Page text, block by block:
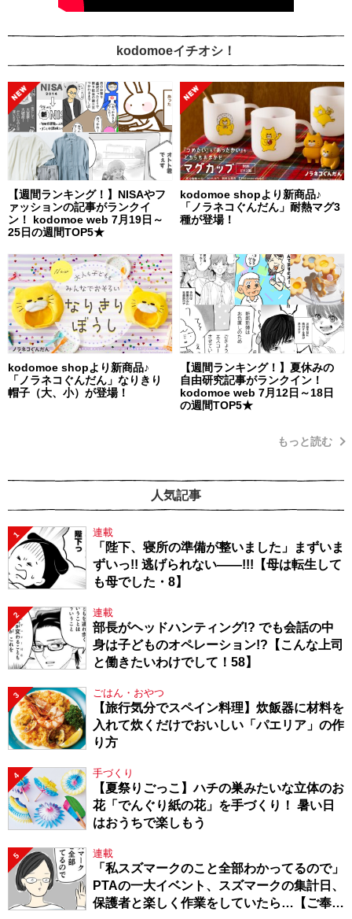
kodomoeイチオシ！
【週間ランキング！】NISAやフ
ァッションの記事がランクイ
ン！ kodomoe web 7月19日～
25日の週間TOP5★
kodomoe shopより新商品♪
「ノラネコぐんだん」耐熱マグ3
種が登場！
kodomoe shopより新商品♪
「ノラネコぐんだん」なりきり
帽子（大、小）が登場！
【週間ランキング！】夏休みの
自由研究記事がランクイン！
kodomoe web 7月12日～18日
の週間TOP5★
もっと読む
人気記事
1 連載
「陛下、寝所の準備が整いました」まずいま
ずいっ!! 逃げられない――!!!【母は転生して
も母でした・8】
2 連載
部長がヘッドハンティング!? でも会話の中
身は子どものオペレーション!?【こんな上司
と働きたいわけでして！58】
3 ごはん・おやつ
【旅行気分でスペイン料理】炊飯器に材料を
入れて炊くだけでおいしい「パエリア」の作
り方
4 手づくり
【夏祭りごっこ】ハチの巣みたいな立体のお
花「でんぐり紙の花」を手づくり！ 暑い日
はおうちで楽しもう
5 連載
「私スズマークのこと全部わかってるので」
PTAの一大イベント、スズマークの集計日、
保護者と楽しく作業をしていたら…【ご奉仕